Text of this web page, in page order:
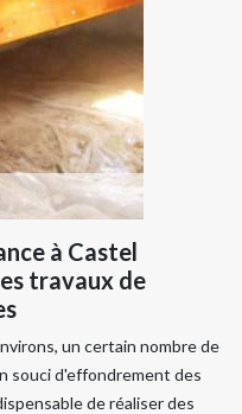
à Castel
travaux de
un certain nombre de
souci d'effondrement des
de réaliser des